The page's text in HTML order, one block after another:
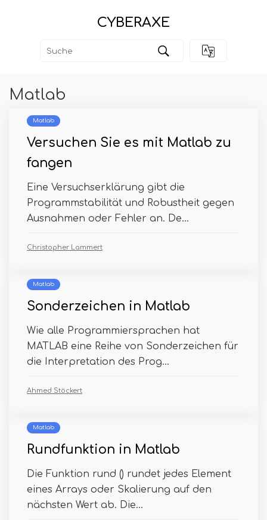
CYBERAXE
Matlab
Matlab
Versuchen Sie es mit Matlab zu
fangen
Eine Versuchserklärung gibt die
Programmstabilität und Robustheit gegen
Ausnahmen oder Fehler an. De...
Christopher Lammert
Matlab
Sonderzeichen in Matlab
Wie alle Programmiersprachen hat
MATLAB eine Reihe von Sonderzeichen für
die Interpretation des Prog...
Ahmed Stöckert
Matlab
Rundfunktion in Matlab
Die Funktion rund () rundet jedes Element
eines Arrays oder Skalierung auf den
nächsten Wert ab. Die...